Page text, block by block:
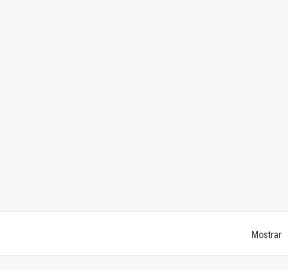
Mostrar